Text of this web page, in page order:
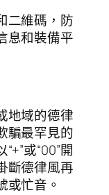
二維碼，防
息和裝備平
地域的德律
騙最罕見的
或“00”開
斷德律風再
或忙音。